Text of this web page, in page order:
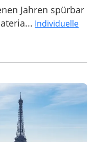
Jahren spürbar
Individuelle